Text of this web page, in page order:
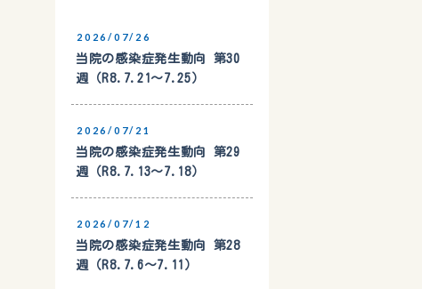
2026/07/26
当院の感染症発生動向 第30
週（R8.7.21〜7.25）
2026/07/21
当院の感染症発生動向 第29
週（R8.7.13〜7.18）
2026/07/12
当院の感染症発生動向 第28
週（R8.7.6〜7.11）